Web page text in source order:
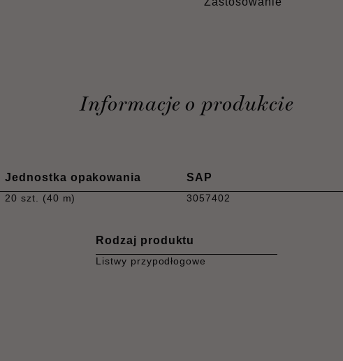
Informacje o produkcie
Jednostka opakowania
20 szt. (40 m)
SAP
3057402
Rodzaj produktu
Listwy przypodłogowe